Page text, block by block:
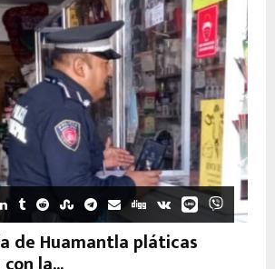
de Huamantla pláticas